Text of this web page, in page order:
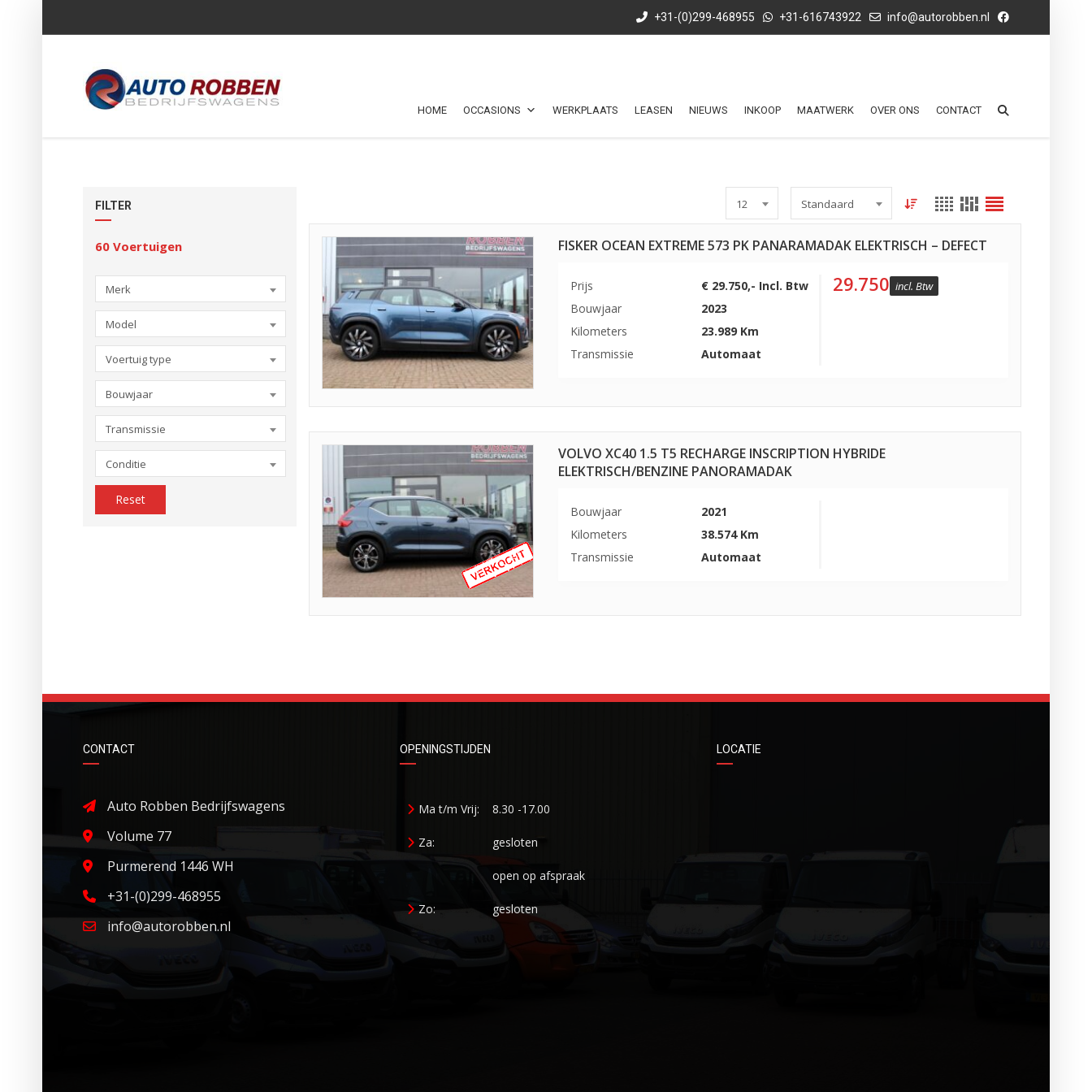
+31-(0)299-468955 +31-616743922 info@autorobben.nl
HOME OCCASIONS WERKPLAATS LEASEN NIEUWS INKOOP MAATWERK OVER ONS CONTACT
FILTER
60 Voertuigen
Merk
Model
Voertuig type
Bouwjaar
Transmissie
Conditie
Reset
12 Standaard
FISKER OCEAN EXTREME 573 PK PANARAMADAK ELEKTRISCH – DEFECT
Prijs
€ 29.750,- Incl. Btw
Bouwjaar
2023
Kilometers
23.989 Km
Transmissie
Automaat
29.750 incl. Btw
VOLVO XC40 1.5 T5 RECHARGE INSCRIPTION HYBRIDE
ELEKTRISCH/BENZINE PANORAMADAK
Bouwjaar
2021
Kilometers
38.574 Km
Transmissie
Automaat
CONTACT
Auto Robben Bedrijfswagens
Volume 77
Purmerend 1446 WH
+31-(0)299-468955
info@autorobben.nl
OPENINGSTIJDEN
Ma t/m Vrij: 8.30 -17.00
Za: gesloten
open op afspraak
Zo: gesloten
LOCATIE